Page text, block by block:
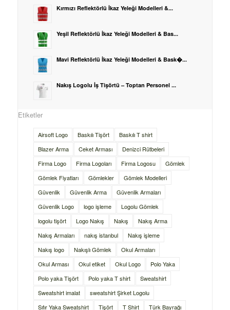
Kırmızı Reflektörlü İkaz Yeleği Modelleri &...
Yeşil Reflektörlü İkaz Yeleği Modelleri & Bas...
Mavi Reflektörlü İkaz Yeleği Modelleri & Bask�...
Nakış Logolu İş Tişörtü – Toptan Personel ...
Etiketler
Airsoft Logo Baskılı Tişört
Baskılı T shirt
Blazer Arma
Ceket Arması
Denizci Rütbeleri
Firma Logo
Firma Logoları Firma Logosu
Gömlek
Gömlek Fiyatları
Gömlekler
Gömlek Modelleri
Güvenlik
Güvenlik Arma
Güvenlik Armaları
Güvenlik Logo
logo işleme
Logolu Gömlek
logolu tişört
Logo Nakış Nakış
Nakış Arma
Nakış Armaları
nakış istanbul
Nakış işleme
Nakış logo
Nakışlı Gömlek
Okul Armaları
Okul Arması
Okul etiket Okul Logo
Polo Yaka
Polo yaka Tişört
Polo yaka T shirt
Sweatshirt
Sweatshirt imalat
sweatshirt Şirket Logolu
Sıfır Yaka Sweatshirt
Tişört T Shirt
Türk Bayrağı